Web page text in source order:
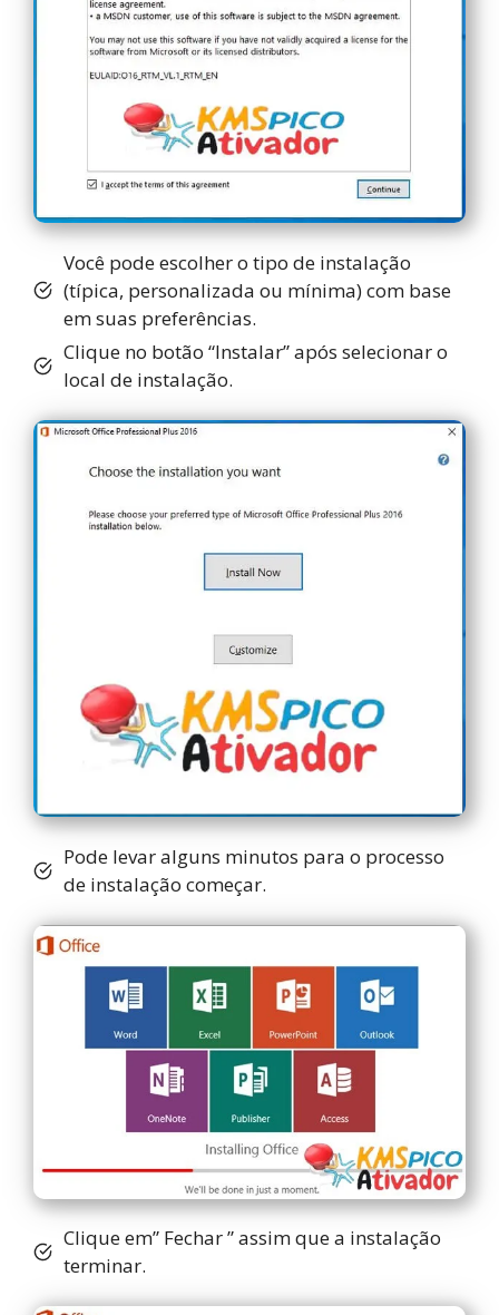
Você pode escolher o tipo de instalação
(típica, personalizada ou mínima) com base
em suas preferências.
Clique no botão “Instalar” após selecionar o
local de instalação.
Pode levar alguns minutos para o processo
de instalação começar.
Clique em” Fechar ” assim que a instalação
terminar.